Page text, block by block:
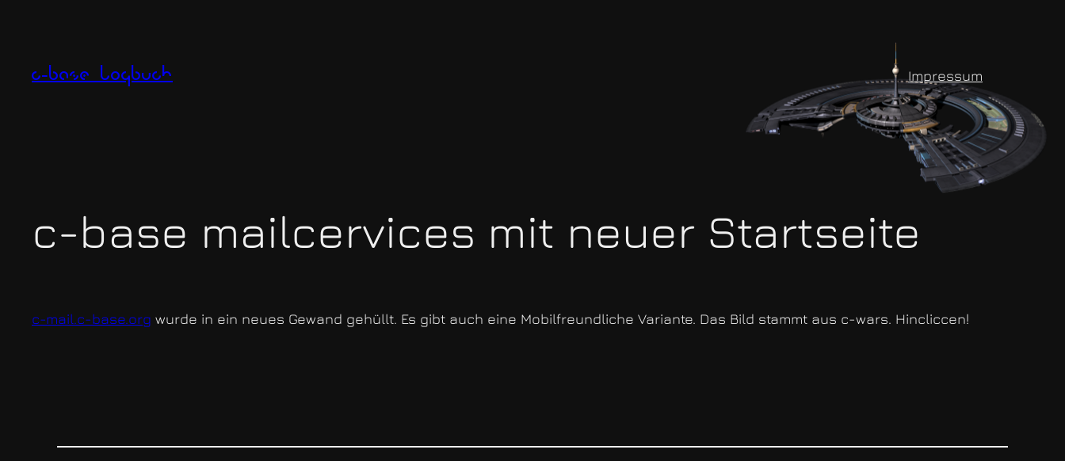
c-base logbuch Impressum
c-base mailcervices mit neuer Startseite
c-mail.c-base.org wurde in ein neues Gewand gehüllt. Es gibt auch eine Mobilfreundliche Variante. Das Bild stammt aus c-wars. Hincliccen!